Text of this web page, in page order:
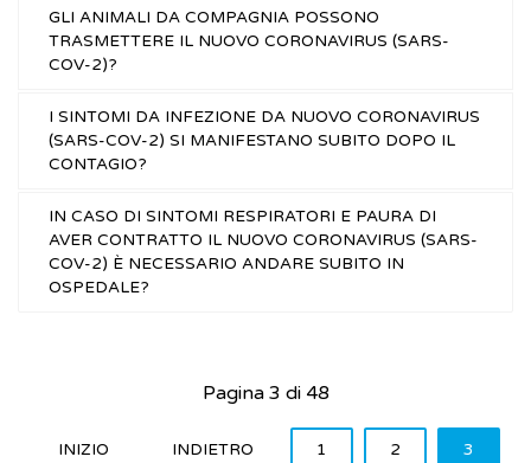
GLI ANIMALI DA COMPAGNIA POSSONO
TRASMETTERE IL NUOVO CORONAVIRUS (SARS-
COV-2)?
I SINTOMI DA INFEZIONE DA NUOVO CORONAVIRUS
(SARS-COV-2) SI MANIFESTANO SUBITO DOPO IL
CONTAGIO?
IN CASO DI SINTOMI RESPIRATORI E PAURA DI
AVER CONTRATTO IL NUOVO CORONAVIRUS (SARS-
COV-2) È NECESSARIO ANDARE SUBITO IN
OSPEDALE?
Pagina 3 di 48
INIZIO INDIETRO 1 2 3